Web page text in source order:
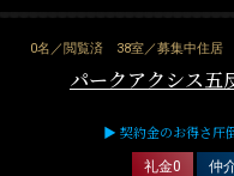
0名／閲覧済 38室／募集中住居
パークアクシス五
▶ 契約金のお得さ圧
礼金0 仲